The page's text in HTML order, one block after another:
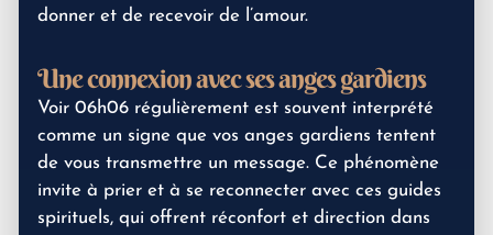
donner et de recevoir de l’amour.
Une connexion avec ses anges gardiens
Voir 06h06 régulièrement est souvent interprété
comme un signe que vos anges gardiens tentent
de vous transmettre un message. Ce phénomène
invite à prier et à se reconnecter avec ces guides
spirituels, qui offrent réconfort et direction dans